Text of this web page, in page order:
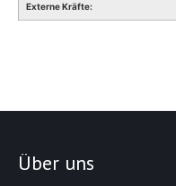
Externe Kräfte:
Über uns